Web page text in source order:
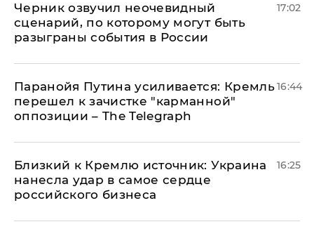
Черник озвучил неочевидный
сценарий, по которому могут быть
разыграны события в России
17:02
Паранойя Путина усиливается: Кремль
перешел к зачистке "карманной"
оппозиции – The Telegraph
16:44
Близкий к Кремлю источник: Украина
нанесла удар в самое сердце
российского бизнеса
16:25